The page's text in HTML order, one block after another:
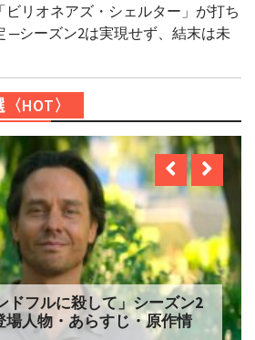
ビリオネアズ・シェルター」が打ち
─シーズン2は実現せず、結末は未
HOT〉
フルに殺して」シーズン2
場人物・あらすじ・原作情